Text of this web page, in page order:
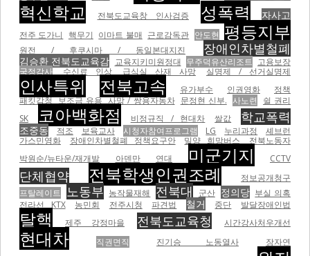
혁신학교 전북도교육창 인사검증 성폭력 자사고
전주 도가니 핵무기 이마트 불매 근로감독관 안도현 평등지부
원전 / 후쿠시마 / 동일본대지진 장애인차별철폐
김승환 전북도교육감 교육지키미원정대 무주덕유산리조트 고용보장
국정감사
수신료 인상 급식실 산재 사망 실명제 / 선거실명제
인사특위 전북고속 유가부수 인권영화
정책
패킷감청 보조금 유용 사망 / 쌍용자동차 문정현 신부. 사노련
쉴 권리
SK
코아백화점 비정규직 / 현대차 쌀값 학교폭력
조중동 적조 보육교사 시청자참여프로그램 LG 누리과정
셰브런
가스민영화
장애인차별철폐 정책요구안 밀양 희망버스
전북노동자
박원순/뉴타운/재개발
아덴만 연대 미군기지 CCTV
단체협약 전북학생인권조례
정보공개청구
프탈레이트 노동부 농작물재해 전북대 군산 정의당 부실 의혹
전라선 KTX
농민회 전주시청 파견법 철거 중단 발달장애인법
탈핵 제주 강정마을 전북도교육청 시간강사처우개선
현대차 직권면직 진기승 노동열사
장자연